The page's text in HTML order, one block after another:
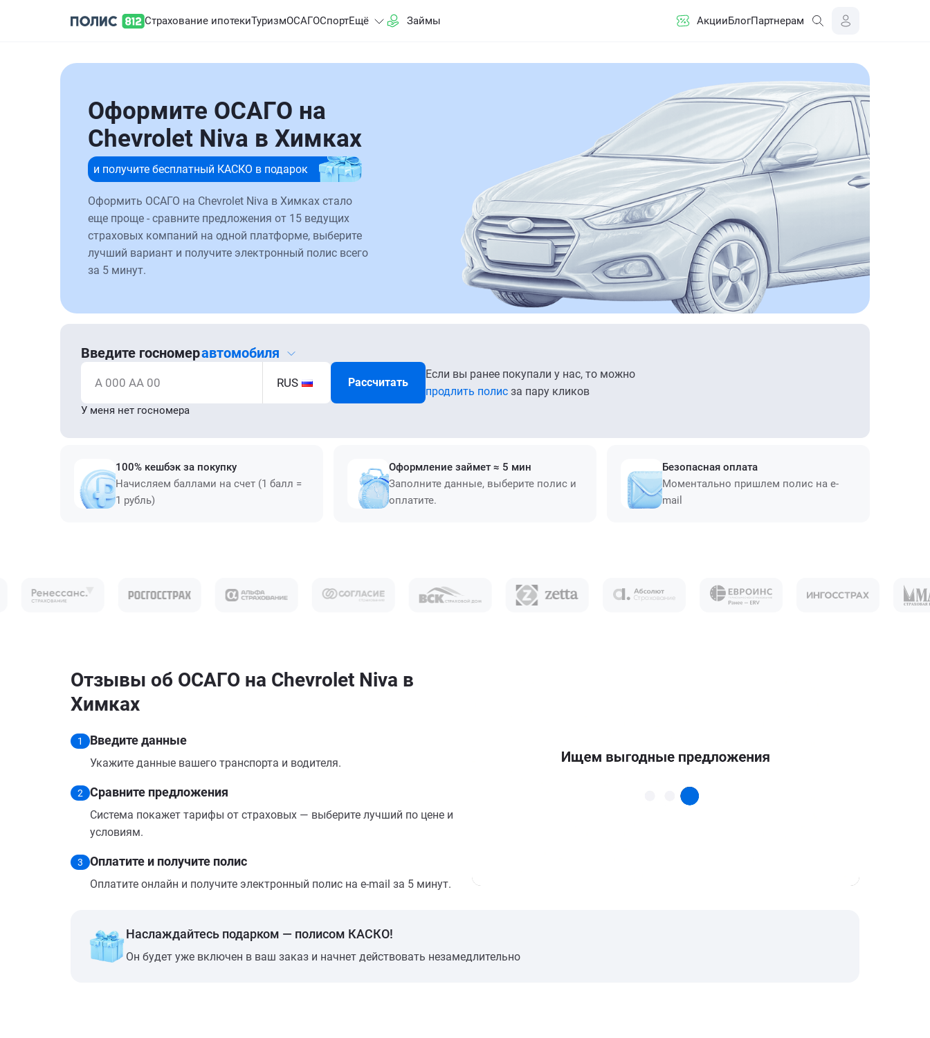
Страхование ипотекиТуризмОСАГОСпортЕщё Займы АкцииБлогПартнерам
Оформите ОСАГО на
Chevrolet Niva в Химках
и получите бесплатный КАСКО в подарок
Оформить ОСАГО на Chevrolet Niva в Химках стало
еще проще - сравните предложения от 15 ведущих
страховых компаний на одной платформе, выберите
лучший вариант и получите электронный полис всего
за 5 минут.
Введите госномеравтомобиля
А 000 АА 00 RUS Рассчитать
Если вы ранее покупали у нас, то можно
продлить полис за пару кликов
У меня нет госномера
100% кешбэк за покупку
Начисляем баллами на счет (1 балл =
1 рубль)
Оформление займет ≈ 5 мин
Заполните данные, выберите полис и
оплатите.
Безопасная оплата
Моментально пришлем полис на e-
mail
Отзывы об ОСАГО на Chevrolet Niva в
Химках
1 Введите данные
Укажите данные вашего транспорта и водителя.
2 Сравните предложения
Система покажет тарифы от страховых — выберите лучший по цене и
условиям.
3 Оплатите и получите полис
Оплатите онлайн и получите электронный полис на e-mail за 5 минут.
Наслаждайтесь подарком — полисом КАСКО!
Он будет уже включен в ваш заказ и начнет действовать незамедлительно